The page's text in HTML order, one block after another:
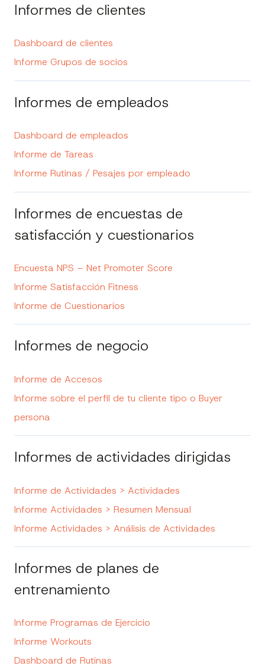
Informes de clientes
Dashboard de clientes
Informe Grupos de socios
Informes de empleados
Dashboard de empleados
Informe de Tareas
Informe Rutinas / Pesajes por empleado
Informes de encuestas de
satisfacción y cuestionarios
Encuesta NPS – Net Promoter Score
Informe Satisfacción Fitness
Informe de Cuestionarios
Informes de negocio
Informe de Accesos
Informe sobre el perfil de tu cliente tipo o Buyer
persona
Informes de actividades dirigidas
Informe de Actividades > Actividades
Informe Actividades > Resumen Mensual
Informe Actividades > Análisis de Actividades
Informes de planes de
entrenamiento
Informe Programas de Ejercicio
Informe Workouts
Dashboard de Rutinas